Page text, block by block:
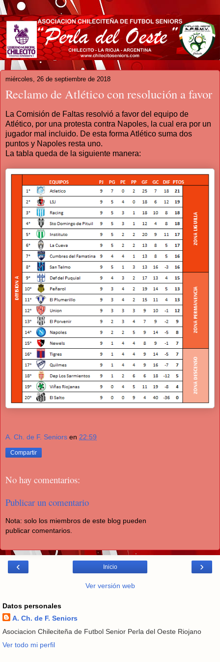
miércoles, 26 de septiembre de 2018
Reclamo de Atlético con resolución a favor
La Comisión de Faltas resolvió a favor del equipo de
Atlético, por una protesta contra Napoles, la cual era por un
jugador mal incluido. De esta forma Atlético suma dos
puntos y Napoles resta uno.
La tabla queda de la siguiente manera:
A. Ch. de F. Seniors en 22:59
Compartir
No hay comentarios:
Publicar un comentario
Nota: solo los miembros de este blog pueden
publicar comentarios.
‹ ›
Inicio
Ver versión web
Datos personales
A. Ch. de F. Seniors
Asociacion Chileciteña de Futbol Senior Perla del Oeste Riojano
Ver todo mi perfil